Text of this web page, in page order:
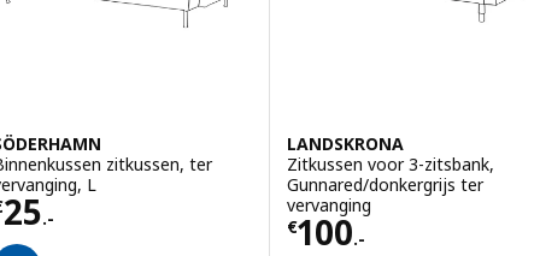
zitkussen, ter
L
25.- € 25.-
LANDSKRONA
Zitkussen voor 3-zitsbank,
Gunnared/donkergrijs ter
vervanging
€100.-
Prijs € 100.-